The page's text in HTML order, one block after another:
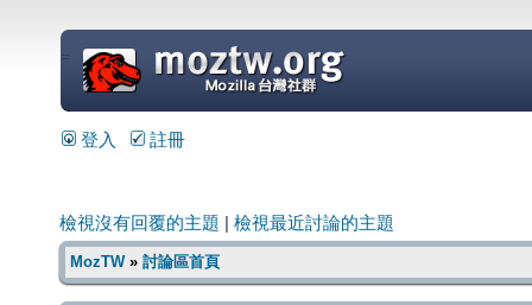
=
登入 註冊
檢視沒有回覆的主題 檢視最近討論的主題
MozTW» 討論區首頁